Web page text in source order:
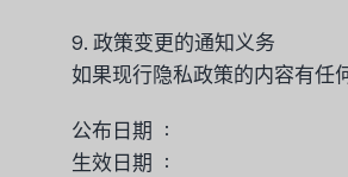
9. 政策变更的通知义务
如果现行隐私政策的内容有任
公布日期 ：
生效日期 ：